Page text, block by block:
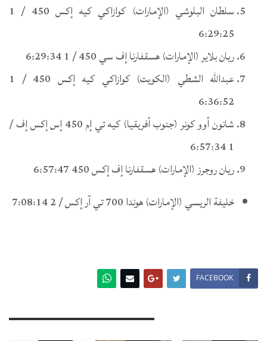
سلطان البلوشي (الإمارات) كوازاكي كيه إكس 450 / 1
6:29:25
ريان بلاير (الإمارات) هسقفارنا إف سي 450 / 1 6:29:34
عبدالله الشطي (الكويت) كوازاكي كيه إكس 450 / 1
6:36:52
شانون أوو كونر (جنوب أفريقيا) كيه تي إم 450 إس إكس إف /
1 6:57:34
ريان روجرز (الإمارات) هسقفارنا إف إكس 450 6:57:47
خليفة الريسي (الإمارات) هوندا 700 تي آر إكس / 2 7:08:14
FACEBOOK